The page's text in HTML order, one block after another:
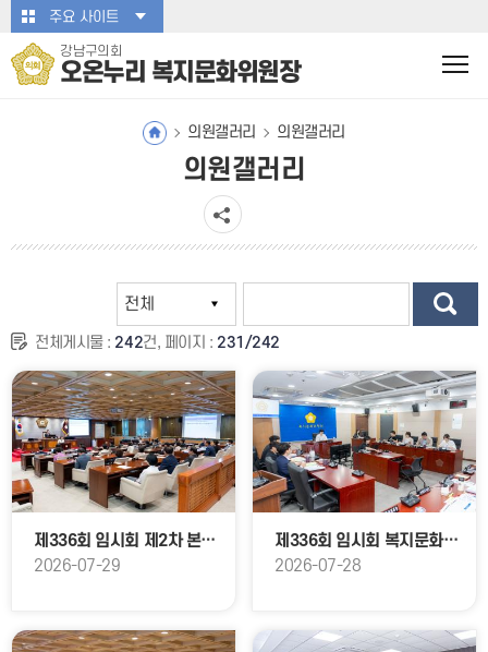
본문바로가기주요 사이트
강남구의회
오온누리 복지문화위원장
의원갤러리 의원갤러리
의원갤러리
전체게시물 : 242건, 페이지 : 231/242
제336회 임시회 제2차 본회의
2026-07-29
제336회 임시회 복지문화위원회
2026-07-28